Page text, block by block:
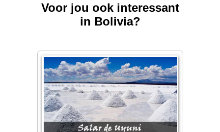
Voor jou ook interessant
in Bolivia?